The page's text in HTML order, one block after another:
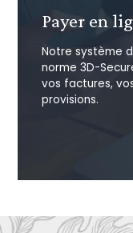
Payer en
Notre système
norme 3D-
vos factures,
provisions.